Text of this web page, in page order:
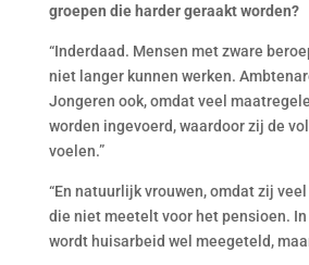
groepen die harder geraakt worden?
“Inderdaad. Mensen met zware
niet langer kunnen werken.
Jongeren ook, omdat veel
worden ingevoerd, waardoor zij de
voelen.”
“En natuurlijk vrouwen, omdat zij
die niet meetelt voor het pensioen.
wordt huisarbeid wel meegeteld,